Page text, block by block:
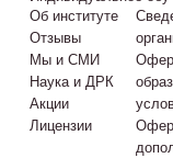
Об институте
Отзывы
Мы и СМИ
Наука и ДРК
Акции
Лицензии